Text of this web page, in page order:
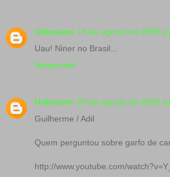
Unknown 13 de agosto de 2009
Uau! Niner no Brasil...
Responder
Unknown 20 de agosto de 2009
Guilherme / Adil
Quem perguntou sobre garfo de
http://www.youtube.com/